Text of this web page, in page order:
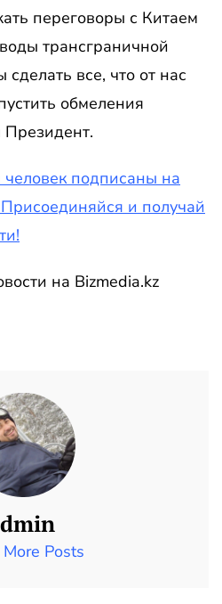
переговоры с Китаем
трансграничной
все, что от нас
обмеления
подписаны на
и получай
на Bizmedia.kz
Posts